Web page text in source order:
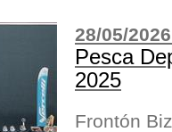
28/05/
Pesca
2025
Frontón